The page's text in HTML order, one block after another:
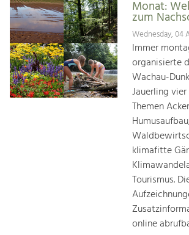
Monat:
zum
Wednesday, 04
Immer
organisierte
Wachau-
Jauerling
Themen
klimafitte
Tourismus.
online